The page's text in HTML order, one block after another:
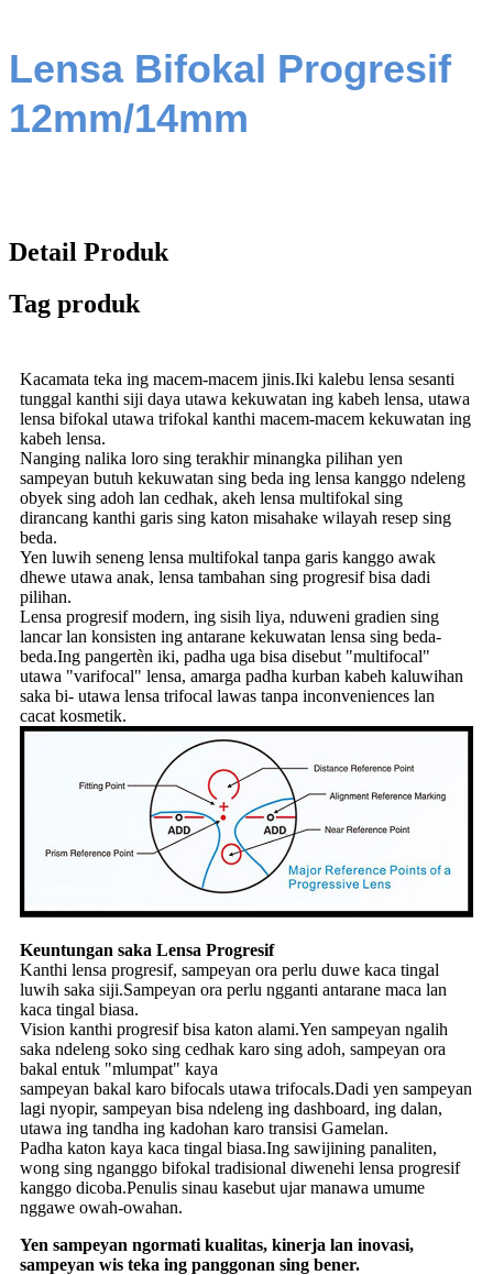
Lensa Bifokal Progresif
12mm/14mm
Detail Produk
Tag produk
Kacamata teka ing macem-macem jinis.Iki kalebu lensa sesanti
tunggal kanthi siji daya utawa kekuwatan ing kabeh lensa, utawa
lensa bifokal utawa trifokal kanthi macem-macem kekuwatan ing
kabeh lensa.
Nanging nalika loro sing terakhir minangka pilihan yen
sampeyan butuh kekuwatan sing beda ing lensa kanggo ndeleng
obyek sing adoh lan cedhak, akeh lensa multifokal sing
dirancang kanthi garis sing katon misahake wilayah resep sing
beda.
Yen luwih seneng lensa multifokal tanpa garis kanggo awak
dhewe utawa anak, lensa tambahan sing progresif bisa dadi
pilihan.
Lensa progresif modern, ing sisih liya, nduweni gradien sing
lancar lan konsisten ing antarane kekuwatan lensa sing beda-
beda.Ing pangertèn iki, padha uga bisa disebut "multifocal"
utawa "varifocal" lensa, amarga padha kurban kabeh kaluwihan
saka bi- utawa lensa trifocal lawas tanpa inconveniences lan
cacat kosmetik.
Keuntungan saka Lensa Progresif
Kanthi lensa progresif, sampeyan ora perlu duwe kaca tingal
luwih saka siji.Sampeyan ora perlu ngganti antarane maca lan
kaca tingal biasa.
Vision kanthi progresif bisa katon alami.Yen sampeyan ngalih
saka ndeleng soko sing cedhak karo sing adoh, sampeyan ora
bakal entuk "mlumpat" kaya
sampeyan bakal karo bifocals utawa trifocals.Dadi yen sampeyan
lagi nyopir, sampeyan bisa ndeleng ing dashboard, ing dalan,
utawa ing tandha ing kadohan karo transisi Gamelan.
Padha katon kaya kaca tingal biasa.Ing sawijining panaliten,
wong sing nganggo bifokal tradisional diwenehi lensa progresif
kanggo dicoba.Penulis sinau kasebut ujar manawa umume
nggawe owah-owahan.
Yen sampeyan ngormati kualitas, kinerja lan inovasi,
sampeyan wis teka ing panggonan sing bener.